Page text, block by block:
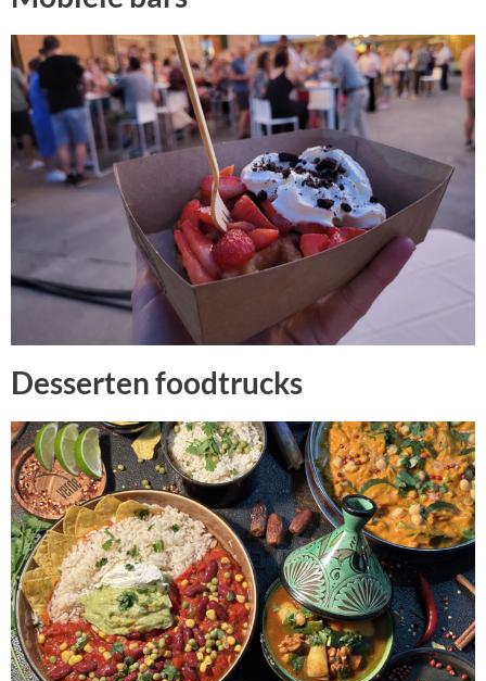
Desserten foodtrucks